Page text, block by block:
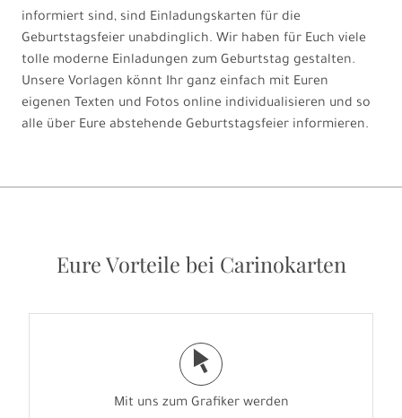
informiert sind, sind Einladungskarten für die
Geburtstagsfeier unabdinglich. Wir haben für Euch viele
tolle moderne Einladungen zum Geburtstag gestalten.
Unsere Vorlagen könnt Ihr ganz einfach mit Euren
eigenen Texten und Fotos online individualisieren und so
alle über Eure abstehende Geburtstagsfeier informieren.
Eure Vorteile bei Carinokarten
j
Mit uns zum Grafiker werden